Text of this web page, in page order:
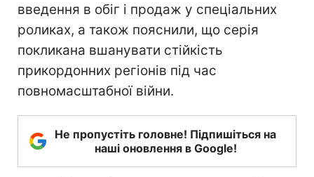
введення в обіг і продаж у спеціальних
роликах, а також пояснили, що серія
покликана вшанувати стійкість
прикордонних регіонів під час
повномасштабної війни.
Не пропустіть головне! Підпишіться на
наші оновлення в Google!